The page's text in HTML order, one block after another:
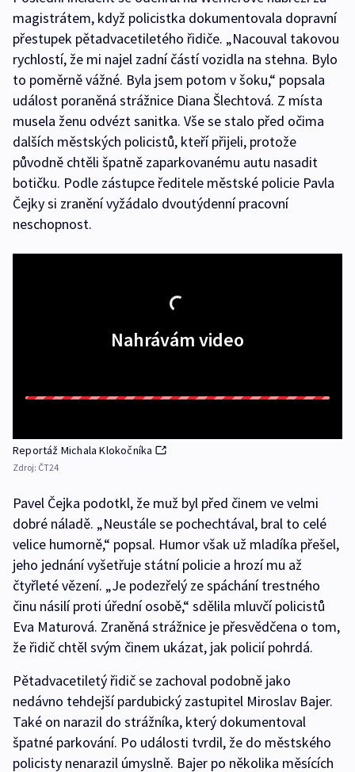
magistrátem, když policistka dokumentovala dopravní
přestupek pětadvacetiletého řidiče. „Nacouval takovou
rychlostí, že mi najel zadní částí vozidla na stehna. Bylo
to poměrně vážné. Byla jsem potom v šoku,“ popsala
událost poraněná strážnice Diana Šlechtová. Z místa
musela ženu odvézt sanitka. Vše se stalo před očima
dalších městských policistů, kteří přijeli, protože
původně chtěli špatně zaparkovanému autu nasadit
botičku. Podle zástupce ředitele městské policie Pavla
Čejky si zranění vyžádalo dvoutýdenní pracovní
neschopnost.
Nahrávám video
Reportáž Michala Klokočníka
Zdroj: ČT24
Pavel Čejka podotkl, že muž byl před činem ve velmi
dobré náladě. „Neustále se pochechtával, bral to celé
velice humorně,“ popsal. Humor však už mladíka přešel,
jeho jednání vyšetřuje státní policie a hrozí mu až
čtyřleté vězení. „Je podezřelý ze spáchání trestného
činu násilí proti úřední osobě,“ sdělila mluvčí policistů
Eva Maturová. Zraněná strážnice je přesvědčena o tom,
že řidič chtěl svým činem ukázat, jak policií pohrdá.
Pětadvacetiletý řidič se zachoval podobně jako
nedávno tehdejší pardubický zastupitel Miroslav Bajer.
Také on narazil do strážníka, který dokumentoval
špatné parkování. Po události tvrdil, že do městského
policisty nenarazil úmyslně. Bajer po několika měsících